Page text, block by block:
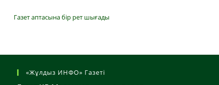
Газет аптасына бір рет шығады
«Жұлдыз ИНФО» Газеті